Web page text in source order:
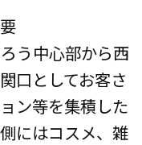
う中心部から西
口としてお客さ
ン等を集積した
にはコスメ、雑